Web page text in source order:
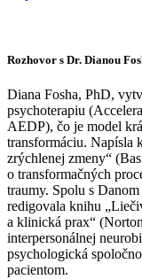
Rozhovor s Dr. Dianou
Diana Fosha, PhD,
psychoterapiu
AEDP), čo je model
transformáciu. Napísla
zrýchlenej zmeny“
o transformačných
traumy. Spolu s
redigovala knihu
a klinická prax“
interpersonálnej
psychologická
pacientom.